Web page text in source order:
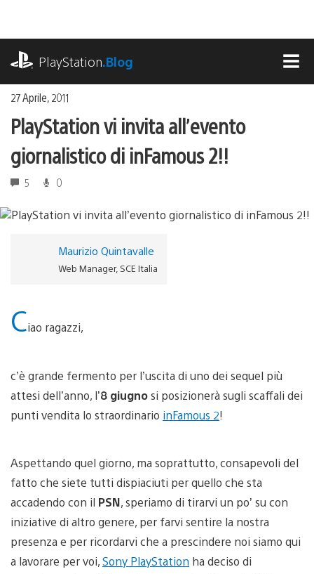
contenuto
PlayStation.Blog
27 Aprile, 2011
PlayStation vi invita all’evento
giornalistico di inFamous 2!!
5 0
Maurizio Quintavalle
Web Manager, SCE Italia
Ciao ragazzi,
c’è grande fermento per l’uscita di uno dei sequel più
attesi dell’anno, l’8 giugnosi posizionerà sugli scaffali dei
punti vendita lo straordinario inFamous 2!
Aspettando quel giorno, ma soprattutto, consapevoli del
fatto che siete tutti dispiaciuti per quello che sta
accadendo con il PSN, speriamo di tirarvi un po’ su con
iniziative di altro genere, per farvi sentire la nostra
presenza e per ricordarvi che a prescindere noi siamo qui
a lavorare per voi,Sony PlayStation ha deciso di